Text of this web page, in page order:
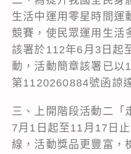
生活中運用零星時間運
競賽，使民眾運用生活
該署於112年6月3日起
動，活動簡章該署已以
第1120260884號函諒
三、上開階段活動二「
7月1日起至11月17日
線，活動獎品更豐富，